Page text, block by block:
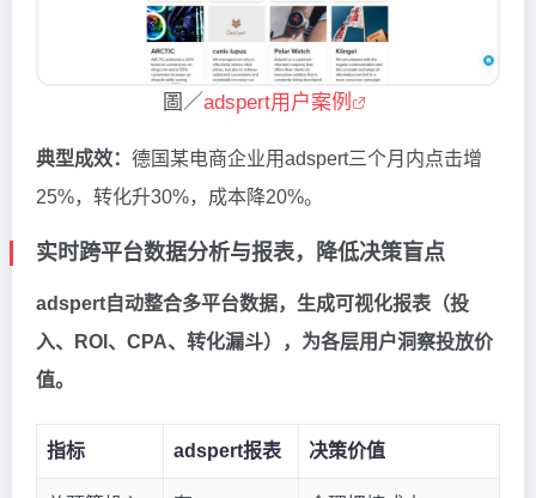
圖／adspert用户案例
典型成效： 德国某电商企业用adspert三个月内点击增
25%，转化升30%，成本降20%。
实时跨平台数据分析与报表，降低决策盲点
adspert自动整合多平台数据，生成可视化报表（投
入、ROI、CPA、转化漏斗），为各层用户洞察投放价
值。
指标 adspert报表 决策价值